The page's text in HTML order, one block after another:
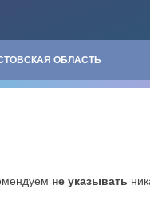
ОБЛАСТЬ
не указывать